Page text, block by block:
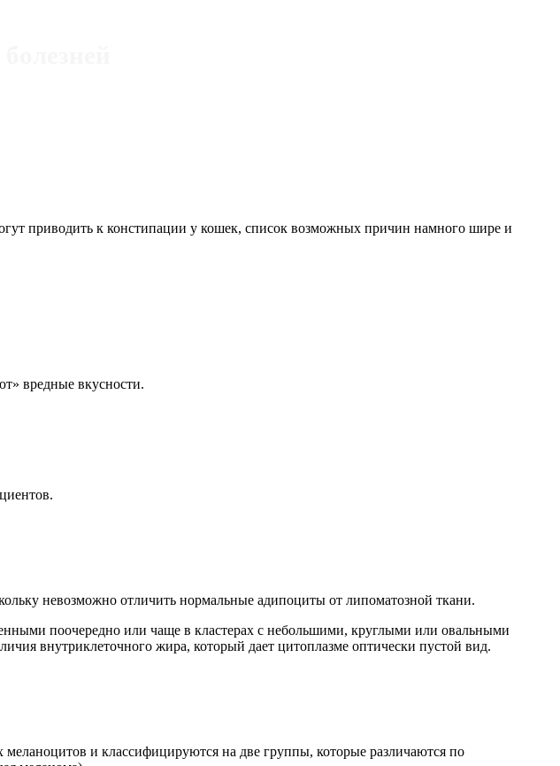
приводить к констипации у кошек, список возможных причин намного шире и
вредные вкусности.
невозможно отличить нормальные адипоциты от липоматозной ткани.
поочередно или чаще в кластерах с небольшими, круглыми или овальными
внутриклеточного жира, который дает цитоплазме оптически пустой вид.
и классифицируются на две группы, которые различаются по